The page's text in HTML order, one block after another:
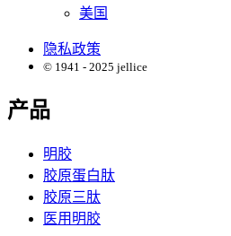
美国
隐私政策
© 1941 - 2025 jellice
产品
明胶
胶原蛋白肽
胶原三肽
医用明胶